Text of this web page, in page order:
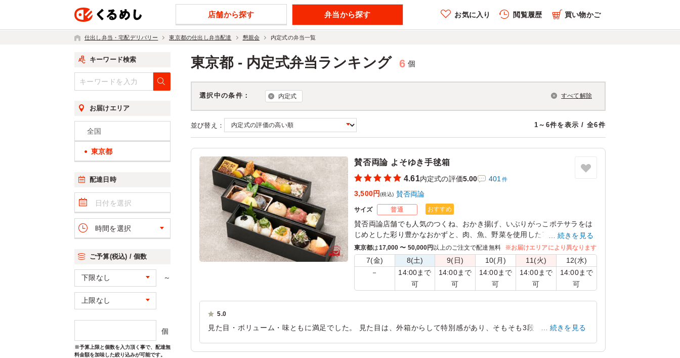
店舗から探す 弁当から探す お気に入り 閲覧履歴 買い物かご
仕出し弁当・宅配デリバリー 東京都の仕出し弁当配達 懇親会 内定式の弁当一覧
東京都 - 内定式弁当ランキング 6 個
選択中の条件： 内定式 すべて解除
並び替え： 1～6件を表示 / 全6件
賛否両論 よそゆき手毬箱
4.61内定式の評価5.00 401 件
3,500円(税込) 賛否両論
サイズ 普通 おすすめ
賛否両論店舗でも人気のつくね、おかき揚げ、いぶりがっこポテサラをは
じめとした彩り豊かなおかずと、肉、魚、野菜を使用した7種類の手毬寿司
を一緒に詰め込みました。
見て楽しい！食べて美味しい！ハレの日にもぴったりな、ちょっとよそい
き気分のお弁当です。
【弁当内容】
んカステラ
続きを見る
東京都は17,000 〜 50,000円 以上のご注文で配達無料 ※お届けエリアにより異なります
7(金) 8(土) 9(日) 10(月) 11(火) 12(水)
－
14:00まで
可
14:00まで
可
14:00まで
可
14:00まで
可
14:00まで
可
5.0
見た目・ボリューム・味ともに満足でした。 見た目は、外箱からして特別感があり、そもそも3段もあるお弁当を
足いたしました。
続きを見る
キーワード検索
お届けエリア
全国
東京都
配達日時
時間を選択
ご予算(税込) / 個数
～
個
※予算上限と個数を入力頂く事で、配達無
料金額を加味した絞り込みが可能です。